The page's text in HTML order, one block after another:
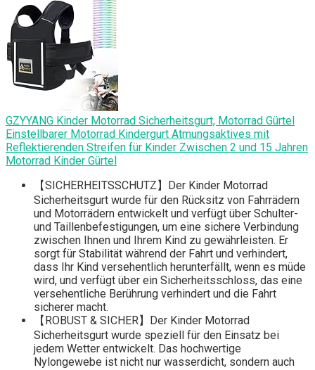
GZYYANG Kinder Motorrad Sicherheitsgurt, Motorrad Gürtel
Einstellbarer Motorrad Kindergurt Atmungsaktives mit
Reflektierenden Streifen für Kinder Zwischen 2 und 15 Jahren
Motorrad Kinder Gürtel
【SICHERHEITSSCHUTZ】Der Kinder Motorrad
Sicherheitsgurt wurde für den Rücksitz von Fahrrädern
und Motorrädern entwickelt und verfügt über Schulter-
und Taillenbefestigungen, um eine sichere Verbindung
zwischen Ihnen und Ihrem Kind zu gewährleisten. Er
sorgt für Stabilität während der Fahrt und verhindert,
dass Ihr Kind versehentlich herunterfällt, wenn es müde
wird, und verfügt über ein Sicherheitsschloss, das eine
versehentliche Berührung verhindert und die Fahrt
sicherer macht.
【ROBUST & SICHER】Der Kinder Motorrad
Sicherheitsgurt wurde speziell für den Einsatz bei
jedem Wetter entwickelt. Das hochwertige
Nylongewebe ist nicht nur wasserdicht, sondern auch